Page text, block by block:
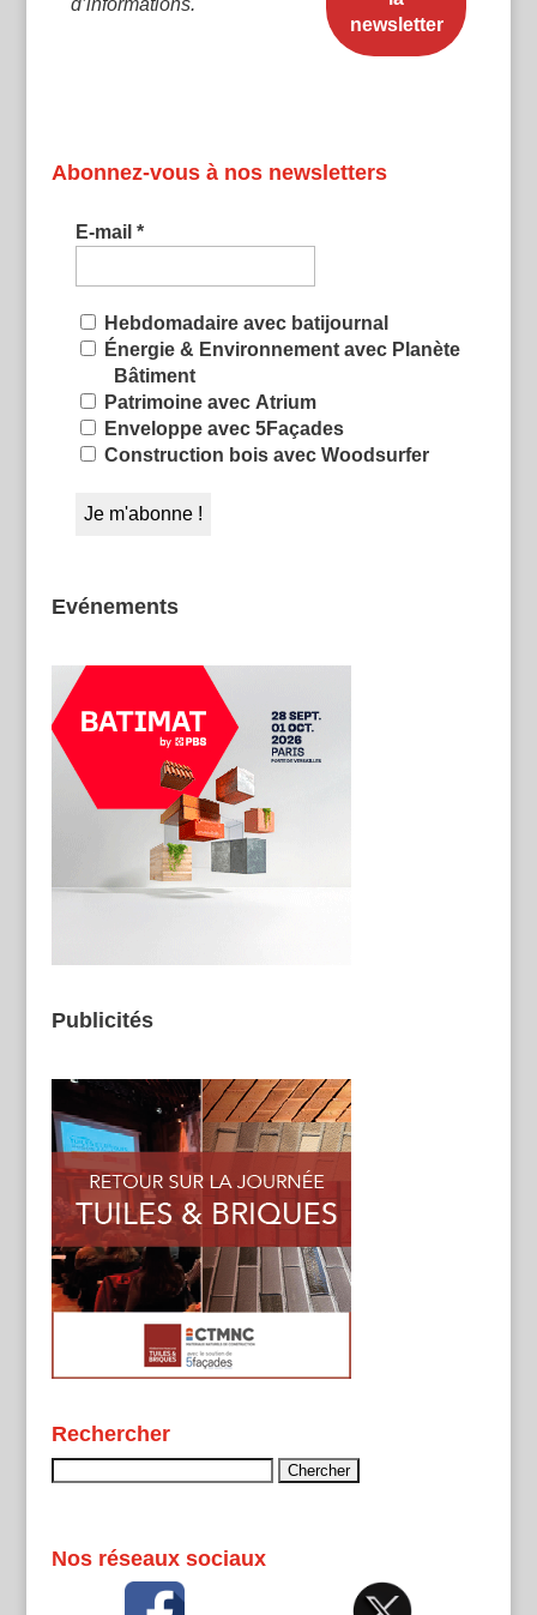
d’informations.
Abonnez-vous à nos newsletters
E-mail *
Hebdomadaire avec batijournal
Énergie & Environnement avec Planète
Bâtiment
Patrimoine avec Atrium
Enveloppe avec 5Façades
Construction bois avec Woodsurfer
Evénements
Publicités
Rechercher
Nos réseaux sociaux